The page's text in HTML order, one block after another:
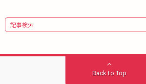
Back to Top